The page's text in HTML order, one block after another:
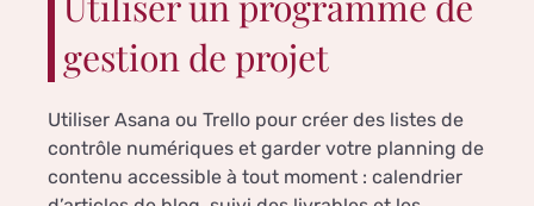
gestion de projet
Utiliser Asana ou Trello pour créer des listes de
contrôle numériques et garder votre planning de
contenu accessible à tout moment : calendrier